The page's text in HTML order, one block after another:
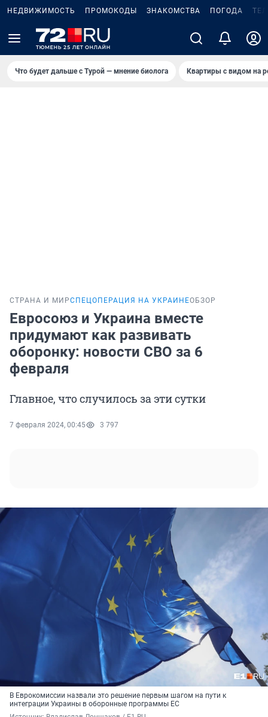
НЕДВИЖИМОСТЬ ПРОМОКОДЫ ЗНАКОМСТВА ПОГОДА
Что будет дальше с Турой — мнение биолога Квартиры с видом на
СТРАНА И МИРСПЕЦОПЕРАЦИЯ НА УКРАИНЕОБЗОР
Евросоюз и Украина вместе
придумают как развивать
оборонку: новости СВО за 6
февраля
Главное, что случилось за эти сутки
7 февраля 2024, 00:45 3 797
В Еврокомиссии назвали это решение первым шагом на пути к
интеграции Украины в оборонные программы ЕС